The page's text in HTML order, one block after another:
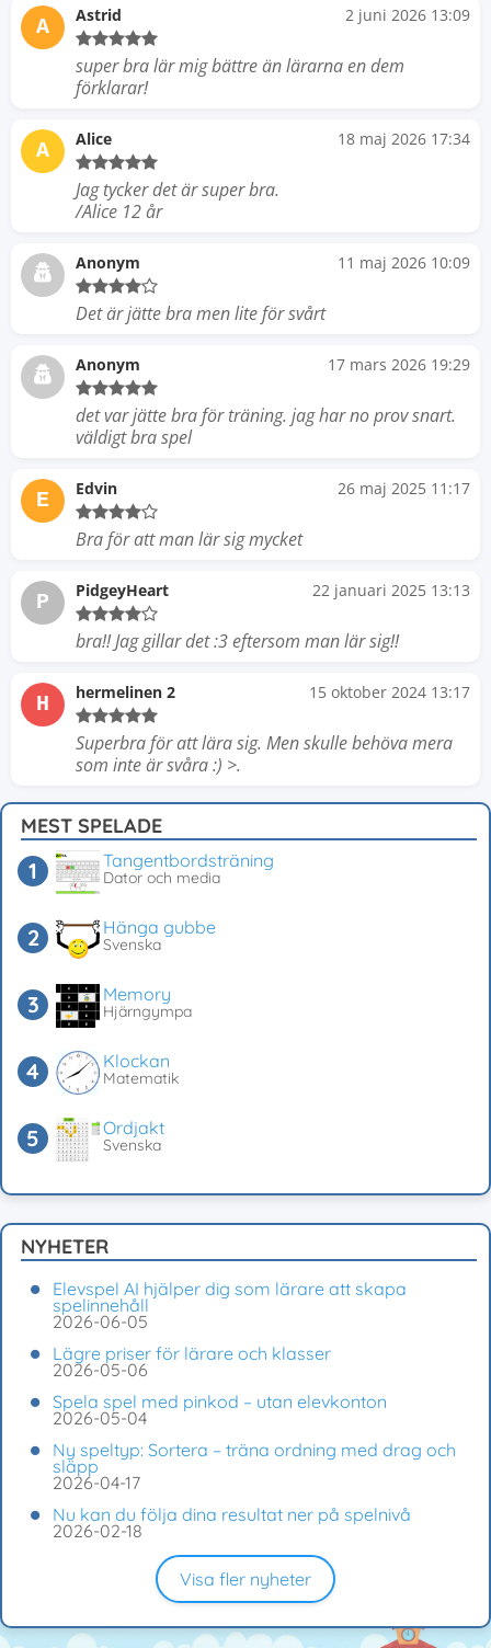
A Astrid 2 juni 2026 13:09
super bra lär mig bättre än lärarna en dem
förklarar!
A Alice 18 maj 2026 17:34
Jag tycker det är super bra.
/Alice 12 år
Anonym 11 maj 2026 10:09
Det är jätte bra men lite för svårt
Anonym 17 mars 2026 19:29
det var jätte bra för träning. jag har no prov snart.
väldigt bra spel
E Edvin 26 maj 2025 11:17
Bra för att man lär sig mycket
P PidgeyHeart 22 januari 2025 13:13
bra!! Jag gillar det :3 eftersom man lär sig!!
H hermelinen 2 15 oktober 2024 13:17
Superbra för att lära sig. Men skulle behöva mera
som inte är svåra :) >.
MEST SPELADE
Tangentbordsträning
Dator och media
Hänga gubbe
Svenska
Memory
Hjärngympa
Klockan
Matematik
Ordjakt
Svenska
NYHETER
Elevspel AI hjälper dig som lärare att skapa
spelinnehåll
2026-06-05
Lägre priser för lärare och klasser
2026-05-06
Spela spel med pinkod – utan elevkonton
2026-05-04
Ny speltyp: Sortera – träna ordning med drag och
släpp
2026-04-17
Nu kan du följa dina resultat ner på spelnivå
2026-02-18
Visa fler nyheter